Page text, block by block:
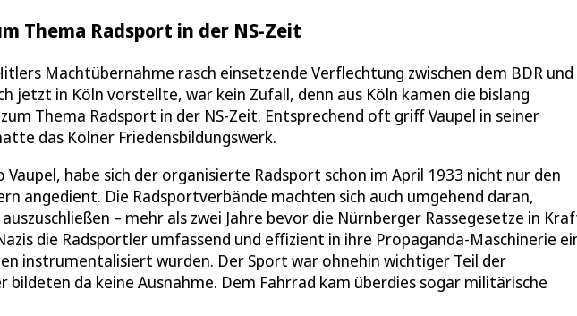
Thema Radsport in der NS-Zeit
Machtübernahme rasch einsetzende Verflechtung zwischen dem BDR und
jetzt in Köln vorstellte, war kein Zufall, denn aus Köln kamen die bislang
Thema Radsport in der NS-Zeit. Entsprechend oft griff Vaupel in seiner
das Kölner Friedensbildungswerk.
Vaupel, habe sich der organisierte Radsport schon im April 1933 nicht nur den
angedient. Die Radsportverbände machten sich auch umgehend daran,
– mehr als zwei Jahre bevor die Nürnberger Rassegesetze in
die Radsportler umfassend und effizient in ihre Propaganda-Maschinerie
instrumentalisiert wurden. Der Sport war ohnehin wichtiger Teil der
bildeten da keine Ausnahme. Dem Fahrrad kam überdies sogar militärische